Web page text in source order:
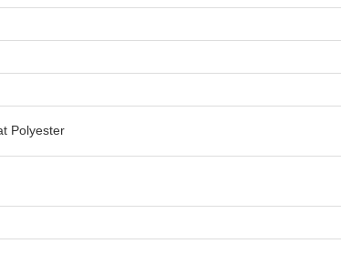
Polyester